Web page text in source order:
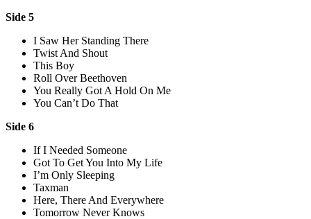
Side 5
I Saw Her Standing There
Twist And Shout
This Boy
Roll Over Beethoven
You Really Got A Hold On Me
You Can’t Do That
Side 6
If I Needed Someone
Got To Get You Into My Life
I’m Only Sleeping
Taxman
Here, There And Everywhere
Tomorrow Never Knows